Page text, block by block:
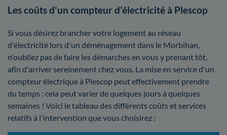
Les coûts d'un compteur d'électricité à Plescop
Si vous désirez brancher votre logement au réseau
d'électricité lors d'un déménagement dans le Morbihan,
n'oubliez pas de faire les démarches en vous y prenant tôt,
afin d'arriver sereinement chez vous. La mise en service d'un
compteur électrique à Plescop peut effectivement prendre
du temps : cela peut varier de quelques jours à quelques
semaines ! Voici le tableau des différents coûts et services
relatifs à l'intervention que vous choisirez :